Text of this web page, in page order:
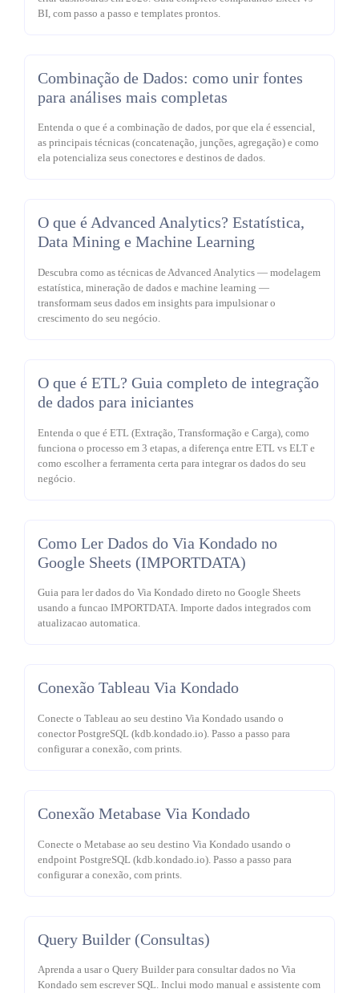
BI, com passo a passo e templates prontos.
Combinação de Dados: como unir fontes
para análises mais completas
Entenda o que é a combinação de dados, por que ela é essencial,
as principais técnicas (concatenação, junções, agregação) e como
ela potencializa seus conectores e destinos de dados.
O que é Advanced Analytics? Estatística,
Data Mining e Machine Learning
Descubra como as técnicas de Advanced Analytics — modelagem
estatística, mineração de dados e machine learning —
transformam seus dados em insights para impulsionar o
crescimento do seu negócio.
O que é ETL? Guia completo de integração
de dados para iniciantes
Entenda o que é ETL (Extração, Transformação e Carga), como
funciona o processo em 3 etapas, a diferença entre ETL vs ELT e
como escolher a ferramenta certa para integrar os dados do seu
negócio.
Como Ler Dados do Via Kondado no
Google Sheets (IMPORTDATA)
Guia para ler dados do Via Kondado direto no Google Sheets
usando a funcao IMPORTDATA. Importe dados integrados com
atualizacao automatica.
Conexão Tableau Via Kondado
Conecte o Tableau ao seu destino Via Kondado usando o
conector PostgreSQL (kdb.kondado.io). Passo a passo para
configurar a conexão, com prints.
Conexão Metabase Via Kondado
Conecte o Metabase ao seu destino Via Kondado usando o
endpoint PostgreSQL (kdb.kondado.io). Passo a passo para
configurar a conexão, com prints.
Query Builder (Consultas)
Aprenda a usar o Query Builder para consultar dados no Via
Kondado sem escrever SQL. Inclui modo manual e assistente com